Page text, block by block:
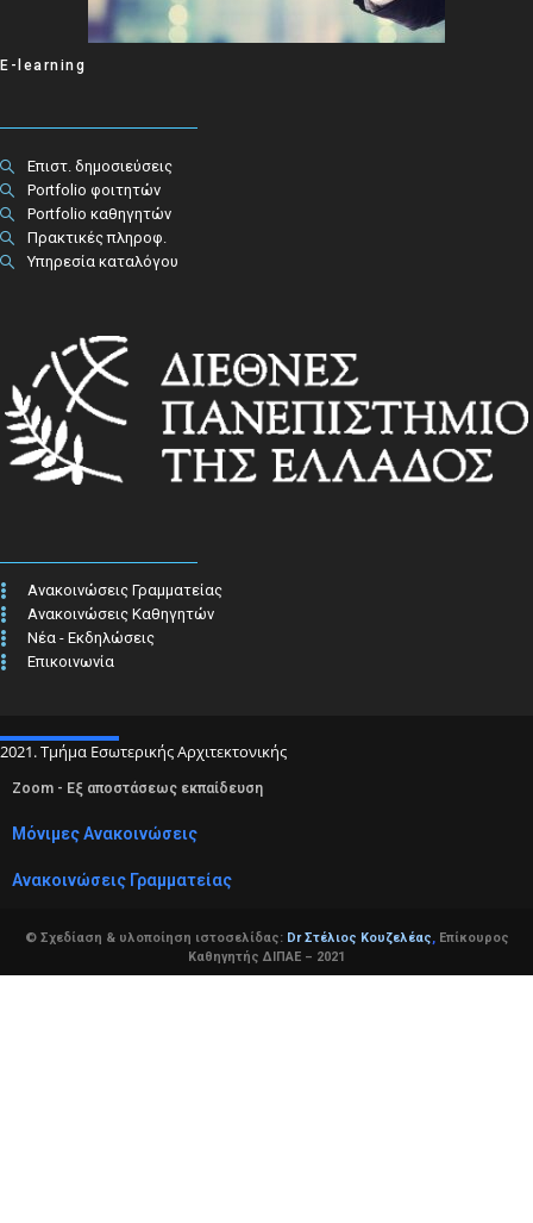
E-learning
Επιστ. δημοσιεύσεις
Portfolio φοιτητών
Portfolio καθηγητών
Πρακτικές πληροφ.​
Υπηρεσία καταλόγου
Ανακοινώσεις Γραμματείας
Ανακοινώσεις Καθηγητών
Νέα - Εκδηλώσεις
Επικοινωνία
2021. Τμήμα Εσωτερικής Αρχιτεκτονικής
Zoom - Εξ αποστάσεως εκπαίδευση
Μόνιμες Ανακοινώσεις
Ανακοινώσεις Γραμματείας
© Σχεδίαση & υλοποίηση ιστοσελίδας: Dr Στέλιος Κουζελέας,Επίκουρος
Καθηγητής ΔΙΠΑΕ – 2021